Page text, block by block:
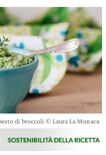
di broccoli © Laura La Monaca